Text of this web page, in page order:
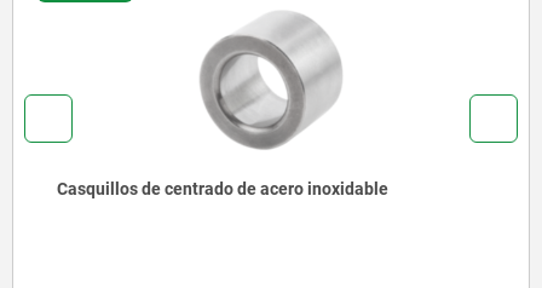
Hembrilla